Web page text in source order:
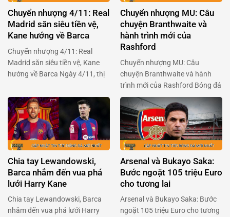
của Barcelona, và Chelsea đã
quyết định đặt cược vào tài
năng …
River Plate – nơi đã sản sinh ra
những …
Chuyển nhượng 4/11: Real
Madrid săn siêu tiền vệ,
Kane hướng về Barca
Chuyển nhượng 4/11: Real
Madrid săn siêu tiền vệ, Kane
hướng về Barca Ngày 4/11, thị
nóng như lửa với hai cái tên nổi
bật: Real Madrid và Harry Kane.
Real quyết tâm săn đón Vitinha
từ PSG, còn Kane thì đang mơ
về một tương lai tại Barcelona.
Bối …
Chuyển nhượng MU: Câu
chuyện Branthwaite và
hành trình mới của
Rashford
Chuyển nhượng MU: Câu
chuyện Branthwaite và hành
trình mới của Rashford Bóng đá
không chỉ là trò chơi trên sân cỏ,
mà còn là cuộc đua chuyển
nhượng đầy kịch tính. Ngày
4/11, Manchester United tiếp
tục gây chú ý với những động
thái mới từ thị trường chuyển
nhượng. Từ Jarrad
Branthwaite, ‘chiếc …
Chia tay Lewandowski,
Barca nhắm đến vua phá
lưới Harry Kane
Chia tay Lewandowski, Barca
nhắm đến vua phá lưới Harry
Arsenal và Bukayo Saka:
Bước ngoặt 105 triệu Euro
cho tương lai
Arsenal và Bukayo Saka: Bước
ngoặt 105 triệu Euro cho tương